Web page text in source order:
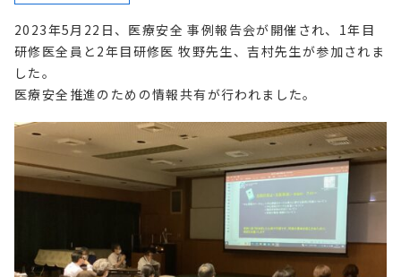
2023年5月22日、医療安全 事例報告会が開催され、1年目
研修医全員と2年目研修医 牧野先生、吉村先生が参加されま
した。
医療安全推進のための情報共有が行われました。